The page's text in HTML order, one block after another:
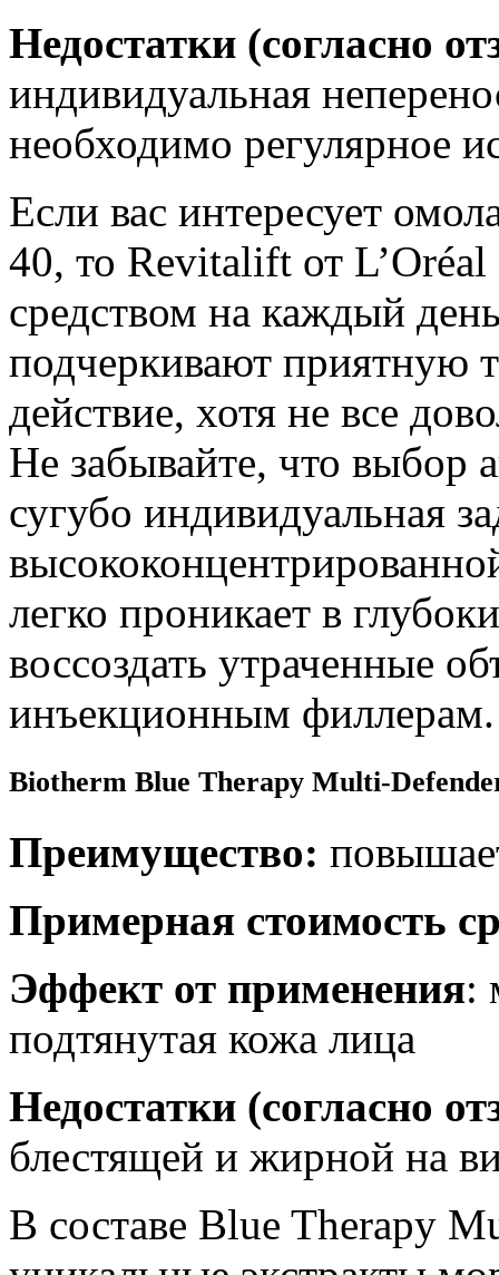
Недостатки (согласно
индивидуальная
необходимо регулярное
Если вас интересует
40, то Revitalift от
средством на каждый
подчеркивают приятную
действие, хотя не все
Не забывайте, что выбор
сугубо индивидуальная
легко проникает в
воссоздать утраченные
инъекционным филлерам.
Biotherm Blue Therapy Multi-
Преимущество:
Примерная стоимость
Эффект от применения:
подтянутая кожа лица
Недостатки (согласно
блестящей и жирной на
В составе Blue Therapy